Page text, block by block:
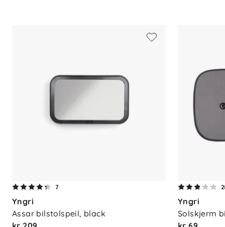
Anbefalt alder: Ca. 6 måneder – 4
7
Yngri
Assar bilstolspeil, black
Yngri
Solskjerm